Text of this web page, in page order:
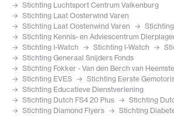
Stichting Luchtsport Centrum Valkenburg
Stichting Laat Oosterwind Varen
Stichting Laat Oostenwind Varen
Stichting Kennis- en Adviescentrum
Stichting I-Watch
Stichting I-Watch
Stichting Generaal Snijders Fonds
Stichting Fokker - Van den Berch van
Stichting EVES
Stichting Eerste
Stichting Educatieve Dienstverlening
Stichting Dutch FS4 20 Plus
Stichting
Stichting Diamond Flyers
Stichting